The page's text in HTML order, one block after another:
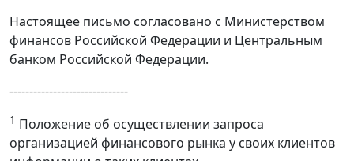
Настоящее письмо согласовано с Министерством
финансов Российской Федерации и Центральным
банком Российской Федерации.
------------------------------
1 Положение об осуществлении запроса
организацией финансового рынка у своих клиентов